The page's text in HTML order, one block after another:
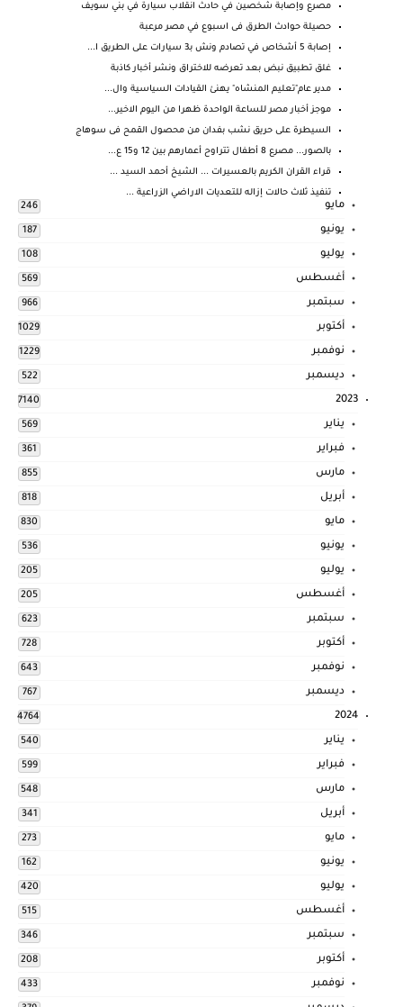
مصرع وإصابة شخصين في حادث انقلاب سيارة في بني سويف
حصيلة حوادث الطرق فى اسبوع في مصر مرعبة
إصابة 5 أشخاص في تصادم ونش بـ3 سيارات على الطريق ا...
غلق تطبيق نبض بعد تعرضه للاختراق ونشر أخبار كاذبة
مدير عام"تعليم المنشاه" يهنئ القيادات السياسية وال...
موجز أخبار مصر للساعة الواحدة ظهرا من اليوم الاخير...
السيطرة على حريق نشب بفدان من محصول القمح فى سوهاج
بالصور... مصرع 8 أطفال تتراوح أعمارهم بين 12 و15 ع...
قراء القران الكريم بالعسيرات ... الشيخ أحمد السيد ...
تنفيذ ثلاث حالات إزاله للتعديات الاراضي الزراعية ...
مايو 246
يونيو 187
يوليو 108
أغسطس 569
سبتمبر 966
أكتوبر 1029
نوفمبر 1229
ديسمبر 522
2023
7140
يناير 569
فبراير 361
مارس 855
أبريل 818
مايو 830
يونيو 536
يوليو 205
أغسطس 205
سبتمبر 623
أكتوبر 728
نوفمبر 643
ديسمبر 767
2024
4764
يناير 540
فبراير 599
مارس 548
أبريل 341
مايو 273
يونيو 162
يوليو 420
أغسطس 515
سبتمبر 346
أكتوبر 208
نوفمبر 433